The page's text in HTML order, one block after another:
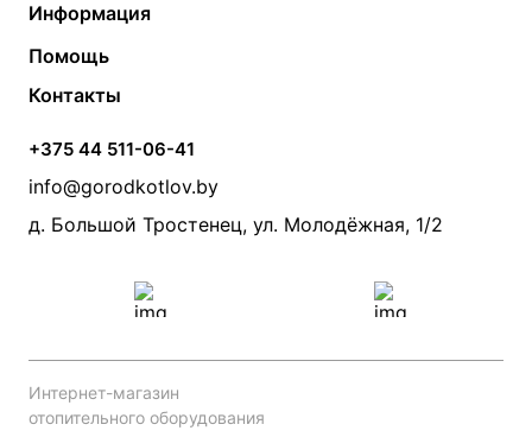
Твердотопливные котлы
Электрические котлы
Банные печи
Камины и печи
Теплый пол
Радиаторы
Насосы
Дымоходы
Информация
Контакты
Статьи
Акции
Производители
Помощь
Монтаж систем отопления
Прайс по монтажу систем отопления
Проект систем отопления
Контакты
+375 44 511-06-41
info@gorodkotlov.by
д. Большой Тростенец, ул. Молодёжная, 1/2
Интернет-магазин
отопительного оборудования